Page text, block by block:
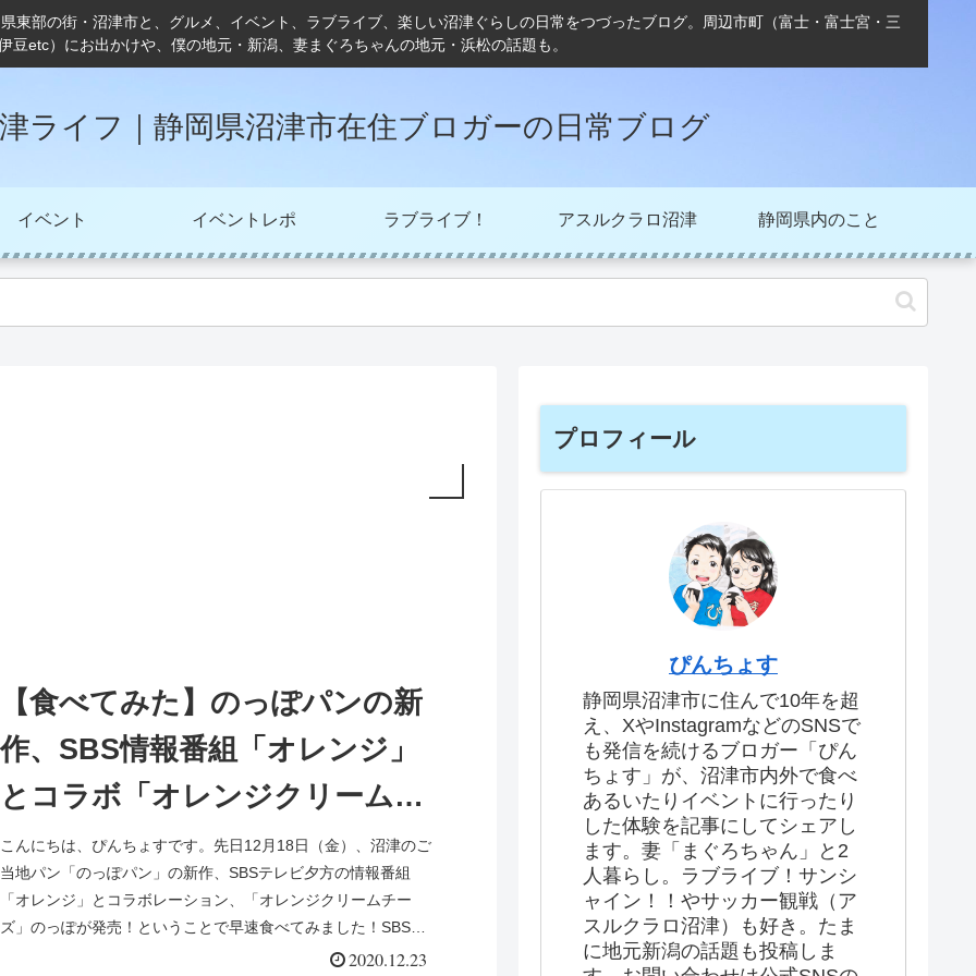
東部の街・沼津市と、グルメ、イベント、ラブライブ、楽しい沼津ぐらしの日常をつづったブログ。周辺市町（富士・富士宮・三
豆etc）にお出かけや、僕の地元・新潟、妻まぐろちゃんの地元・浜松の話題も。
ライフ｜静岡県沼津市在住ブロガーの日常ブログ
イベント イベントレポ ラブライブ！ アスルクラロ沼津 静岡県内のこと
【食べてみた】のっぽパンの新
作、SBS情報番組「オレンジ」
とコラボ「オレンジクリームチ
ーズ」味
こんにちは、ぴんちょすです。先日12月18日（金）、沼津のご
当地パン「のっぽパン」の新作、SBSテレビ夕方の情報番組
「オレンジ」とコラボレーション、「オレンジクリームチー
ズ」のっぽが発売！ということで早速食べてみました！SBS情
2020.12.23
プロフィール
ぴんちょす
静岡県沼津市に住んで10年を超
え、XやInstagramなどのSNSで
も発信を続けるブロガー「ぴん
ちょす」が、沼津市内外で食べ
あるいたりイベントに行ったり
した体験を記事にしてシェアし
ます。妻「まぐろちゃん」と2
人暮らし。ラブライブ！サンシ
ャイン！！やサッカー観戦（ア
スルクラロ沼津）も好き。たま
に地元新潟の話題も投稿しま